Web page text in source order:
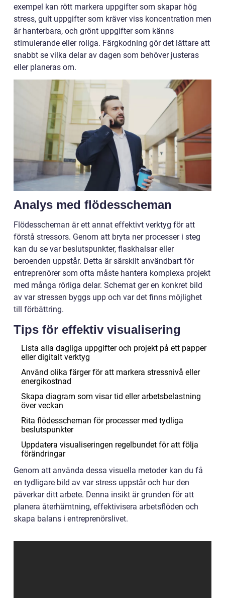
exempel kan rött markera uppgifter som skapar hög
stress, gult uppgifter som kräver viss koncentration men
är hanterbara, och grönt uppgifter som känns
stimulerande eller roliga. Färgkodning gör det lättare att
snabbt se vilka delar av dagen som behöver justeras
eller planeras om.
Analys med flödesscheman
Flödesscheman är ett annat effektivt verktyg för att
förstå stressors. Genom att bryta ner processer i steg
kan du se var beslutspunkter, flaskhalsar eller
beroenden uppstår. Detta är särskilt användbart för
entreprenörer som ofta måste hantera komplexa projekt
med många rörliga delar. Schemat ger en konkret bild
av var stressen byggs upp och var det finns möjlighet
till förbättring.
Tips för effektiv visualisering
Lista alla dagliga uppgifter och projekt på ett papper
eller digitalt verktyg
Använd olika färger för att markera stressnivå eller
energikostnad
Skapa diagram som visar tid eller arbetsbelastning
över veckan
Rita flödesscheman för processer med tydliga
beslutspunkter
Uppdatera visualiseringen regelbundet för att följa
förändringar
Genom att använda dessa visuella metoder kan du få
en tydligare bild av var stress uppstår och hur den
påverkar ditt arbete. Denna insikt är grunden för att
planera återhämtning, effektivisera arbetsflöden och
skapa balans i entreprenörslivet.